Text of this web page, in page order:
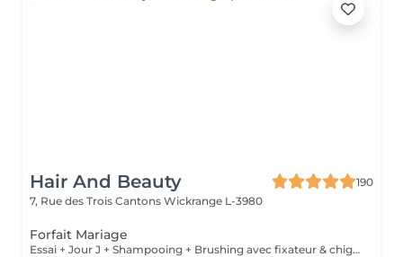
Hair And Beauty
190
7, Rue des Trois Cantons Wickrange L-3980
Forfait Mariage
Essai + Jour J + Shampooing + Brushing avec fixateur & chignon